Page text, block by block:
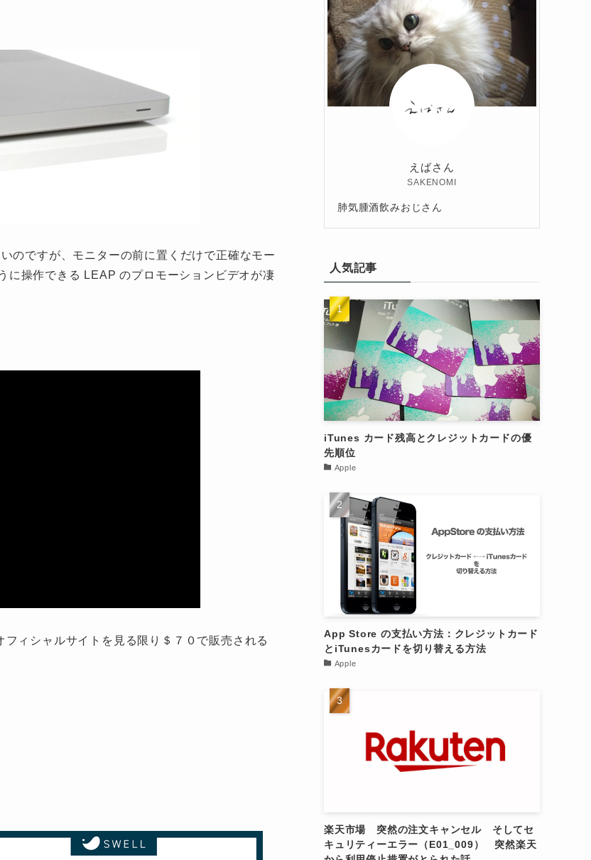
のですが、モニターの前に置くだけで正確なモー
に操作できる LEAP のプロモーションビデオが凄
ィシャルサイトを見る限り＄７０で販売される
えばさん
SAKENOMI
肺気腫酒飲みおじさん
人気記事
iTunes カード残高とクレジットカードの優
先順位
Apple
App Store の支払い方法：クレジットカード
とiTunesカードを切り替える方法
Apple
楽天市場 突然の注文キャンセル そしてセ
キュリティーエラー（E01_009） 突然楽天